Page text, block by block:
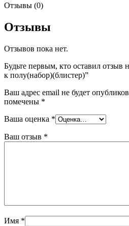
Отзывы (0)
Отзывы
Отзывов пока нет.
Будьте первым, кто оставил отзыв
к полу(набор)(блистер)”
Ваш адрес email не будет
помечены *
Ваша оценка *
Ваш отзыв *
Имя *